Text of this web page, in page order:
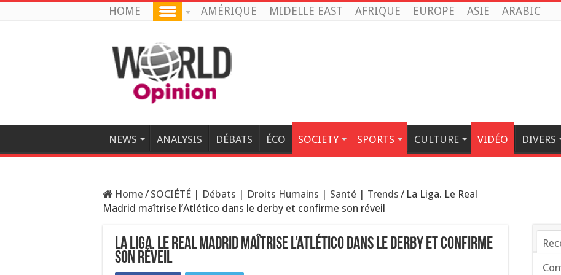
HOME AMÉRIQUE MIDELLE EAST AFRIQUE EUROPE ASIE ARABIC
NEWS ANALYSIS DÉBATS ÉCO SOCIETY SPORTS CULTURE VIDÉO DIVERS
Home / SOCIÉTÉ | Débats | Droits Humains | Santé | Trends / La Liga. Le Real
Madrid maîtrise l’Atlético dans le derby et confirme son réveil
La Liga. Le Real Madrid maîtrise l’Atlético dans le derby et confirme
son réveil